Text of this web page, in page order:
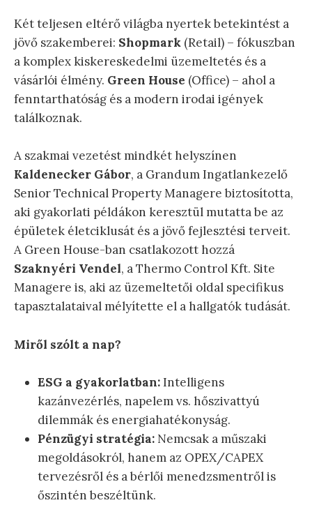
Két teljesen eltérő világba nyertek betekintést a
jövő szakemberei: Shopmark (Retail) – fókuszban
a komplex kiskereskedelmi üzemeltetés és a
vásárlói élmény. Green House (Office) – ahol a
fenntarthatóság és a modern irodai igények
találkoznak.
A szakmai vezetést mindkét helyszínen
Kaldenecker Gábor, a Grandum Ingatlankezelő
Senior Technical Property Managere biztosította,
aki gyakorlati példákon keresztül mutatta be az
épületek életciklusát és a jövő fejlesztési terveit.
A Green House-ban csatlakozott hozzá
Szaknyéri Vendel, a Thermo Control Kft. Site
Managere is, aki az üzemeltetői oldal specifikus
tapasztalataival mélyítette el a hallgatók tudását.
Miről szólt a nap?
ESG a gyakorlatban:Intelligens
kazánvezérlés, napelem vs. hőszivattyú
dilemmák és energiahatékonyság.
Pénzügyi stratégia: Nemcsak a műszaki
megoldásokról, hanem az OPEX/CAPEX
tervezésről és a bérlői menedzsmentről is
őszintén beszéltünk.